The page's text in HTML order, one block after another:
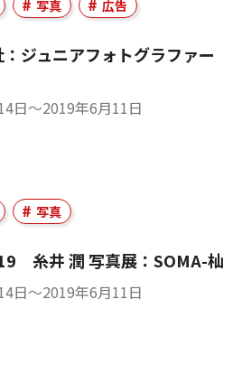
写真 広告
ジュニアフォトグラファー
日〜2019年6月11日
写真
糸井 潤 写真展：SOMA-杣
日〜2019年6月11日